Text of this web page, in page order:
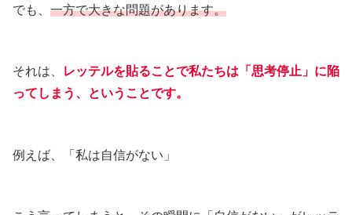
でも、 一方で大きな問題があります。
それは、
レッテルを貼ることで私たちは「思考停止」に陥
ってしまう、ということです。
例えば、「私は自信がない」